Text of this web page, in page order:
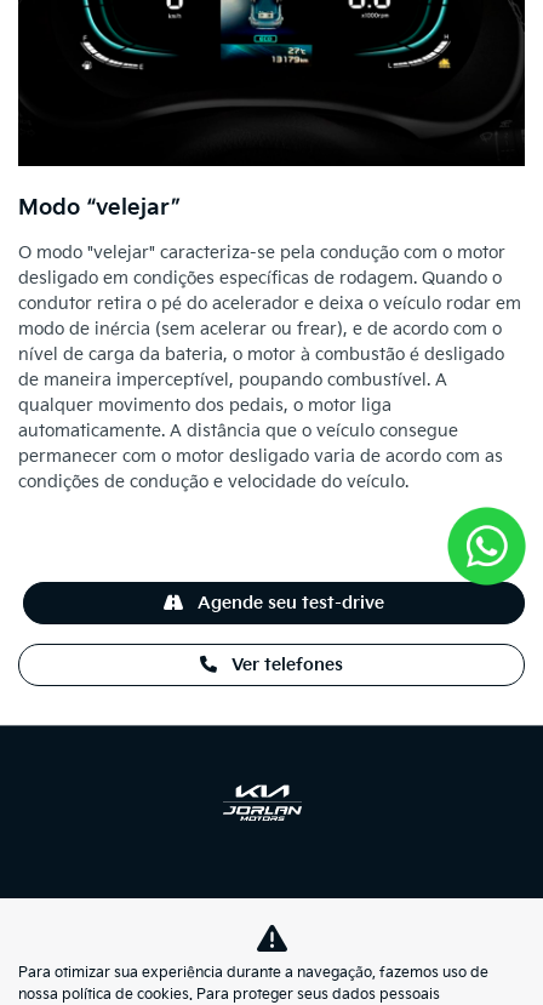
Modo “velejar”
O modo "velejar" caracteriza-se pela condução com o motor
desligado em condições específicas de rodagem. Quando o
condutor retira o pé do acelerador e deixa o veículo rodar em
modo de inércia (sem acelerar ou frear), e de acordo com o
nível de carga da bateria, o motor à combustão é desligado
de maneira imperceptível, poupando combustível. A
qualquer movimento dos pedais, o motor liga
automaticamente. A distância que o veículo consegue
permanecer com o motor desligado varia de acordo com as
condições de condução e velocidade do veículo.
Ver telefones
Agende seu test-drive
MAPA DO SITE
Para otimizar sua experiência durante a navegação, fazemos uso de
nossa política de cookies. Para proteger seus dados pessoais